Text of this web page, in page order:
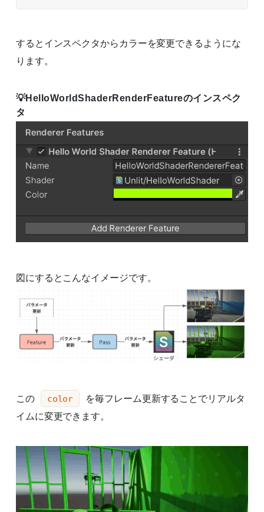
するとインスペクタからカラーを変更できるようにな
ります。
HelloWorldShaderRenderFeatureのインスペク
タ
図にするとこんなイメージです。
この color
を毎フレーム更新することでリアルタ
イムに変更できます。